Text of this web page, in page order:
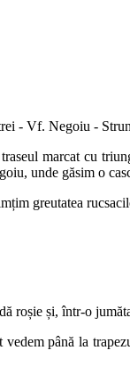
- Vf. Negoiu -
marcat cu
unde găsim o
greutatea
roșie și, într-o
până la